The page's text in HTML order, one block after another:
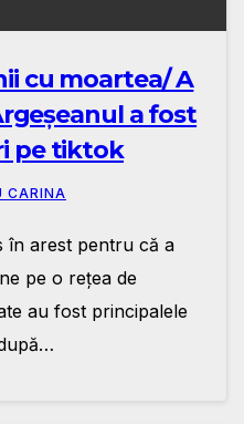
cu moartea/ A
a fost
pe tiktok
CARINA
în arest pentru că a
pe o rețea de
au fost principalele